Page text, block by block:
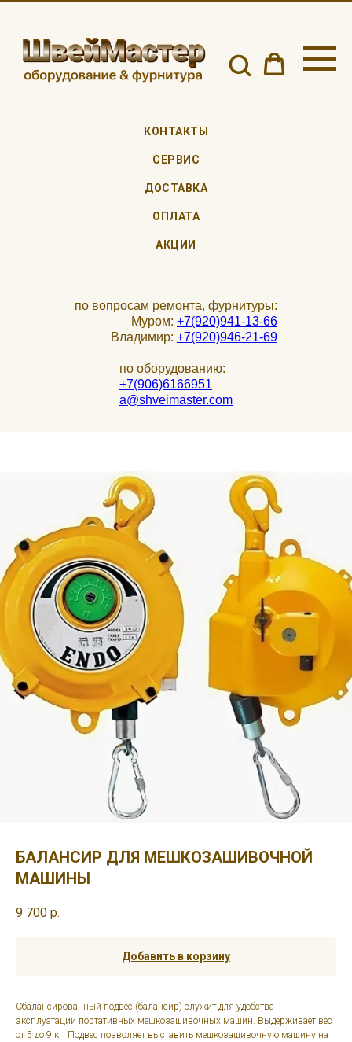
КОНТАКТЫ
СЕРВИС
ДОСТАВКА
ОПЛАТА
АКЦИИ
по вопросам ремонта, фурнитуры:
Муром: +7(920)941-13-66
Владимир: +7(920)946-21-69
по оборудованию:
+7(906)6166951
a@shveimaster.com
БАЛАНСИР ДЛЯ МЕШКОЗАШИВОЧНОЙ
МАШИНЫ
9 700 р.
Добавить в корзину
Сбалансированный подвес (балансир) служит для удобства
эксплуатации портативных мешкозашивочных машин. Выдерживает вес
от 5 до 9 кг. Подвес позволяет выставить мешкозашивочную машину на